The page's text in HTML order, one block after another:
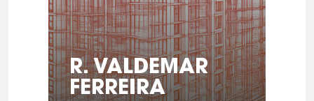
R. VALDEMAR
FERREIRA